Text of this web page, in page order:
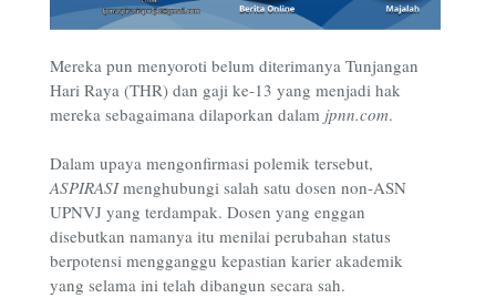
Mereka pun menyoroti belum diterimanya Tunjangan
Hari Raya (THR) dan gaji ke-13 yang menjadi hak
mereka sebagaimana dilaporkan dalam jpnn.com.
Dalam upaya mengonfirmasi polemik tersebut,
ASPIRASImenghubungi salah satu dosen non-ASN
UPNVJ yang terdampak. Dosen yang enggan
disebutkan namanya itu menilai perubahan status
berpotensi mengganggu kepastian karier akademik
yang selama ini telah dibangun secara sah.